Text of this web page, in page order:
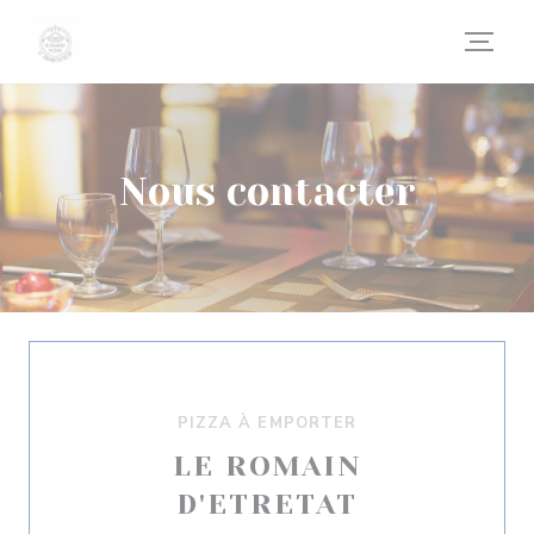
Nous contacter
PIZZA À EMPORTER
LE ROMAIN
D'ETRETAT